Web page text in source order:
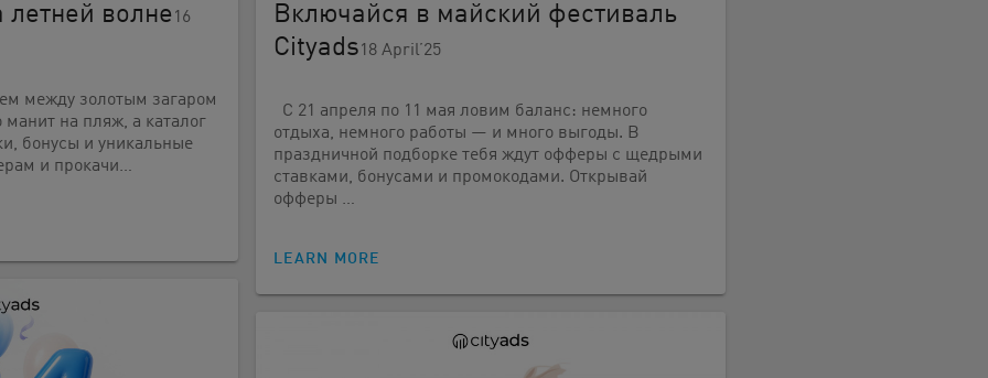
волне 16
между золотым загаром
на пляж, а каталог
бонусы и уникальные
и прокачи…
Включайся в майский фестиваль
Cityads18 April’25
С 21 апреля по 11 мая ловим баланс: немного
отдыха, немного работы — и много выгоды. В
праздничной подборке тебя ждут офферы с щедрыми
ставками, бонусами и промокодами. Открывай
офферы …
LEARN MORE